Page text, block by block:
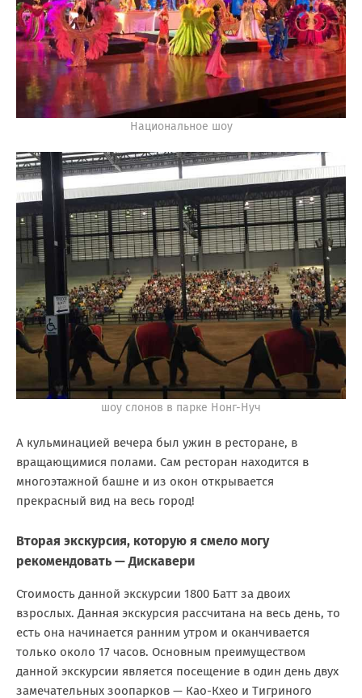
Национальное шоу
шоу слонов в парке Нонг-Нуч
А кульминацией вечера был ужин в ресторане, в
вращающимися полами. Сам ресторан находится в
многоэтажной башне и из окон открывается
прекрасный вид на весь город!
Вторая экскурсия, которую я смело могу
рекомендовать — Дискавери
Стоимость данной экскурсии 1800 Батт за двоих
взрослых. Данная экскурсия рассчитана на весь день, то
есть она начинается ранним утром и оканчивается
только около 17 часов. Основным преимуществом
данной экскурсии является посещение в один день двух
замечательных зоопарков — Као-Кхео и Тигриного